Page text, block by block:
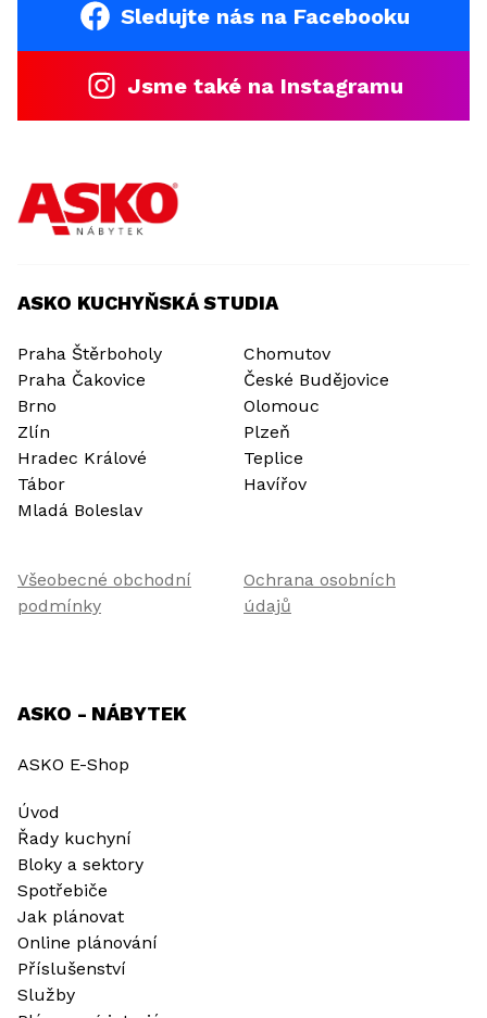
Sledujte nás na Facebooku
Jsme také na Instagramu
ASKO KUCHYŇSKÁ STUDIA
Praha Štěrboholy
Praha Čakovice
Brno
Zlín
Hradec Králové
Tábor
Mladá Boleslav
Chomutov
České Budějovice
Olomouc
Plzeň
Teplice
Havířov
Všeobecné obchodní
podmínky
Ochrana osobních
údajů
ASKO - NÁBYTEK
ASKO E-Shop
Úvod
Řady kuchyní
Bloky a sektory
Spotřebiče
Jak plánovat
Online plánování
Příslušenství
Služby